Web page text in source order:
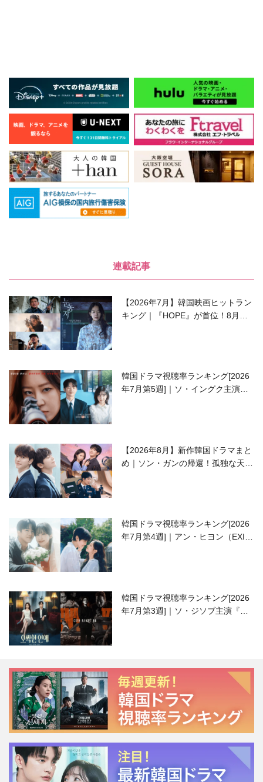
連載記事
【2026年7月】韓国映画ヒットラン
キング｜『HOPE』が首位！8月公
韓国ドラマ視聴率ランキング[2026
年7月第5週]｜ソ・イングク主演の
【2026年8月】新作韓国ドラマまと
め｜ソン・ガンの帰還！孤独な天才
韓国ドラマ視聴率ランキング[2026
年7月第4週]｜アン・ヒヨン（EXID
韓国ドラマ視聴率ランキング[2026
年7月第3週]｜ソ・ジソブ主演『エ